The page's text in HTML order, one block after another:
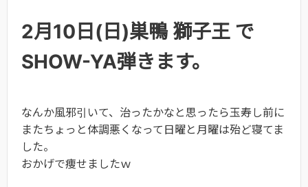
2月10日(日)巣鴨 獅子王 で
SHOW-YA弾きます。
なんか風邪引いて、治ったかなと思ったら玉寿し前に
またちょっと体調悪くなって日曜と月曜は殆ど寝てま
した。
おかげで痩せましたｗ